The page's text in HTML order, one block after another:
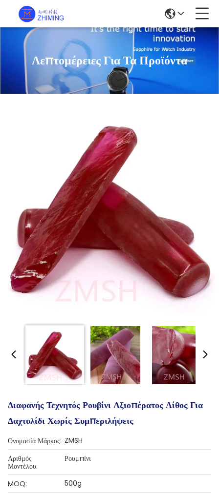
Λεπτομέρειες Για Τα Προϊόντα
Διαφανής Τεχνητός Ρουβίνι Αξιοπέρατος Λίθος Για
Δαχτυλίδι Χωρίς Συμπεριλήψεις
Ονομασία Μάρκας: ZMSH
Αριθμός
Μοντέλου:
Ρουμπίνι
MOQ:
500g